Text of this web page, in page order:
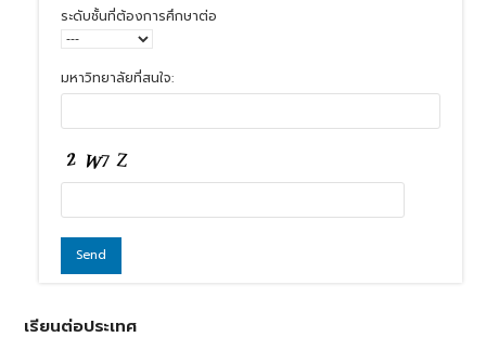
ระดับชั้นที่ต้องการศึกษาต่อ
มหาวิทยาลัยที่สนใจ:
เรียนต่อประเทศ